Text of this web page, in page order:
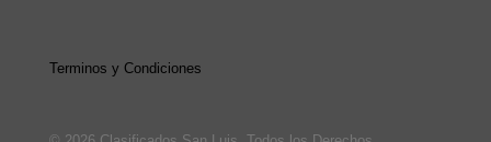
Terminos y Condiciones